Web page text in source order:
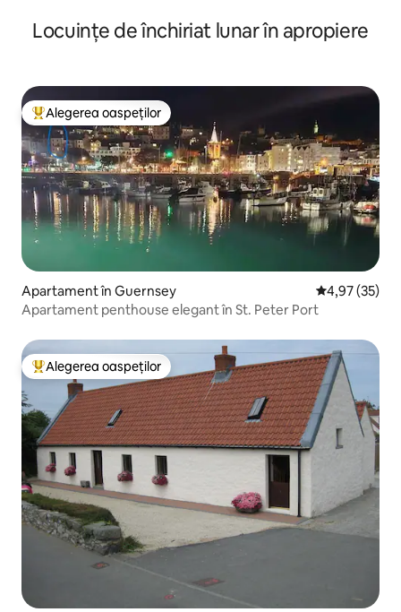
Locuințe de închiriat lunar în apropiere
Locuință din topul categoriei Alegerea oaspeților
Alegerea oaspeților
Apartament în Guernsey Scor mediu
4,97 (35)
Apartament penthouse elegant în St. Peter Port
Locuință din topul categoriei Alegerea oaspeților
Alegerea oaspeților